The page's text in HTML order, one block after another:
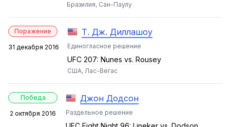
Бразилия, Сан-Паулу
Поражение
31 декабря 2016
Т. Дж. Диллашоу
Единогласное решение
UFC 207: Nunes vs. Rousey
США, Лас-Вегас
Победа
2 октября 2016
Джон Додсон
Раздельное решение